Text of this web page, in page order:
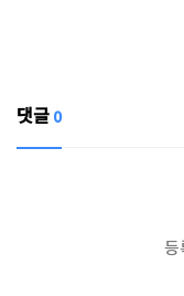
댓글 0
등